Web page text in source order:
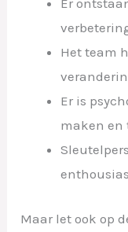
Er
Het team
Er is
maken en
Maar let ook op